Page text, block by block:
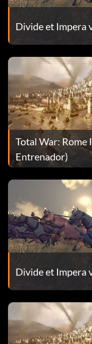
Divide et Impera
Total War: Rome
Entrenador)
Divide et Impera